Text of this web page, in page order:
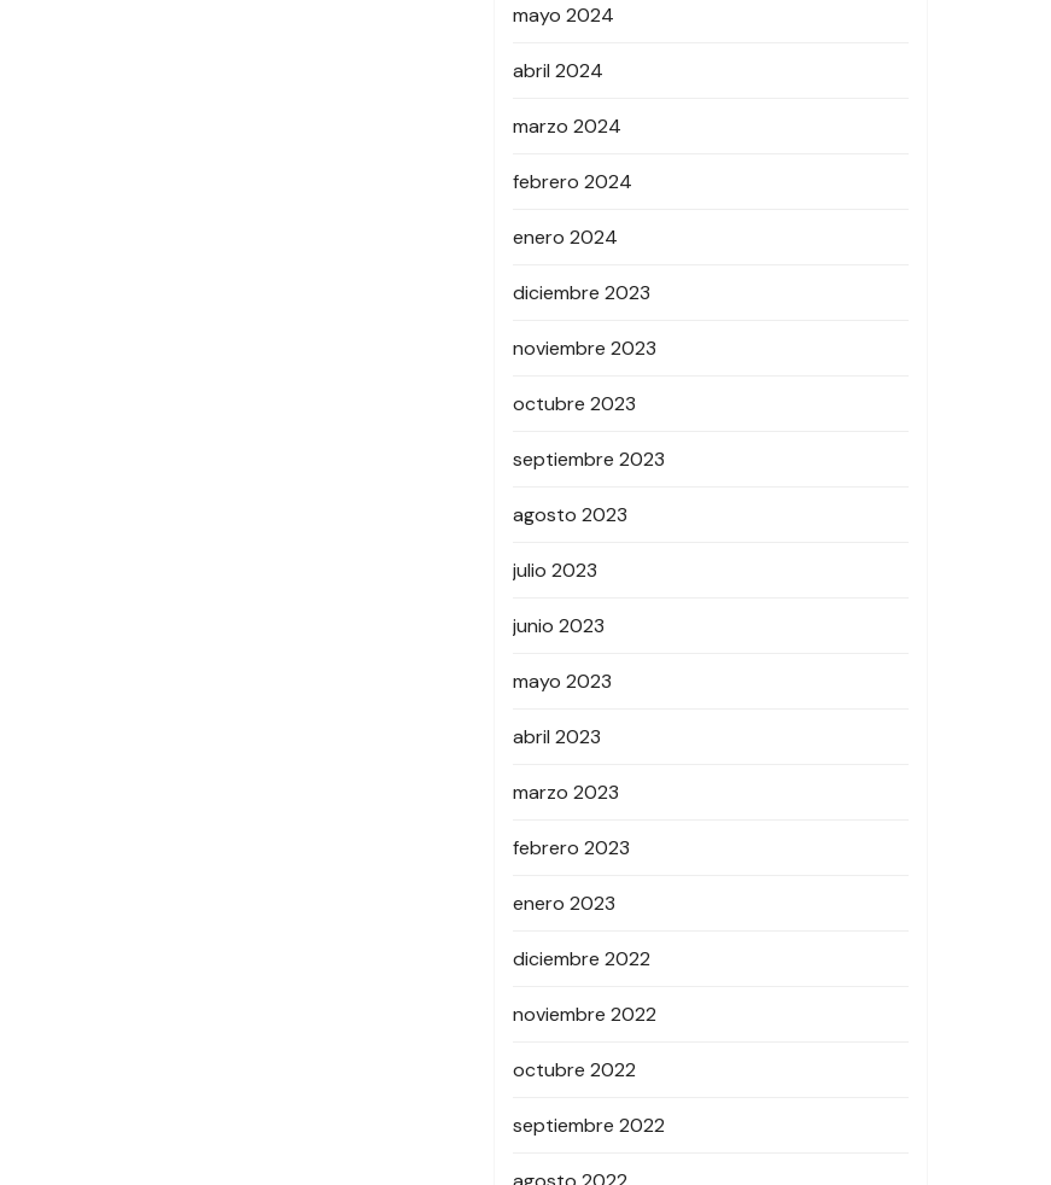
mayo 2024
abril 2024
marzo 2024
febrero 2024
enero 2024
diciembre 2023
noviembre 2023
octubre 2023
septiembre 2023
agosto 2023
julio 2023
junio 2023
mayo 2023
abril 2023
marzo 2023
febrero 2023
enero 2023
diciembre 2022
noviembre 2022
octubre 2022
septiembre 2022